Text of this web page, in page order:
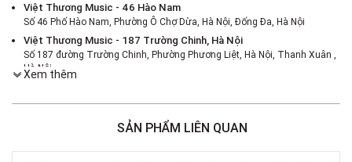
Việt Thương Music - 46 Hào Nam
Số 46 Phố Hào Nam, Phường Ô Chợ Dừa, Hà Nội, Đống Đa, Hà Nội
Việt Thương Music - 187 Trường Chinh, Hà Nội
Số 187 đường Trường Chinh, Phường Phương Liệt, Hà Nội, Thanh Xuân ,
Hà Nội
386 Cách Mạng Tháng Tám, Phường Nhiêu Lộc, TPHCM, Quận 3, Hồ Chí
Việt Thương Music - 369 Điện Biên Phủ
Xem thêm
SẢN PHẨM LIÊN QUAN